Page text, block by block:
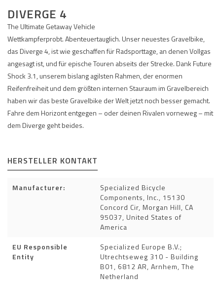
DIVERGE 4
The Ultimate Getaway Vehicle
Wettkampferprobt. Abenteuertauglich. Unser neuestes Gravelbike,
das Diverge 4, ist wie geschaffen für Radsporttage, an denen Vollgas
angesagt ist, und für epische Touren abseits der Strecke. Dank Future
Shock 3.1, unserem bislang agilsten Rahmen, der enormen
Reifenfreiheit und dem größten internen Stauraum im Gravelbereich
haben wir das beste Gravelbike der Welt jetzt noch besser gemacht.
Fahre dem Horizont entgegen – oder deinen Rivalen vorneweg – mit
dem Diverge geht beides.
HERSTELLER KONTAKT
Manufacturer:
Specialized Bicycle
Components, Inc., 15130
Concord Cir, Morgan Hill, CA
95037, United States of
America
EU Responsible
Entity
Specialized Europe B.V.;
Utrechtseweg 310 - Building
B01, 6812 AR, Arnhem, The
Netherland